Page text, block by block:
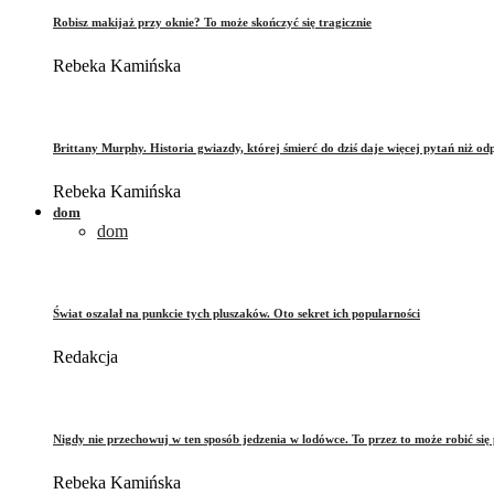
Robisz makijaż przy oknie? To może skończyć się tragicznie
Rebeka Kamińska
Brittany Murphy. Historia gwiazdy, której śmierć do dziś daje więcej pytań niż
Rebeka Kamińska
dom
dom
Świat oszalał na punkcie tych pluszaków. Oto sekret ich popularności
Redakcja
Nigdy nie przechowuj w ten sposób jedzenia w lodówce. To przez to może robić się
Rebeka Kamińska